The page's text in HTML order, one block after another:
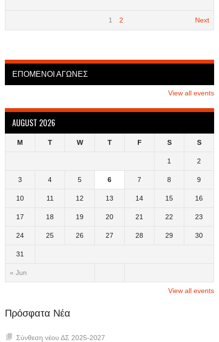
1 2 Next
ΕΠΟΜΕΝΟΙ ΑΓΩΝΕΣ
View all events
AUGUST 2026
M T W T F S S
« Jun
1 2
3 4 5 6 7 8 9
10 11 12 13 14 15 16
17 18 19 20 21 22 23
24 25 26 27 28 29 30
31
View all events
Πρόσφατα Νέα
Σύνθεση νέου ΔΣ 2025-2027